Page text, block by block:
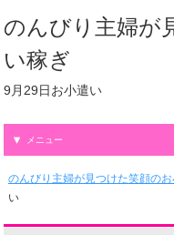
のんびり主婦が
い稼ぎ
9月29日お小遣い
メニュー
のんびり主婦が見つけた笑顔の
い